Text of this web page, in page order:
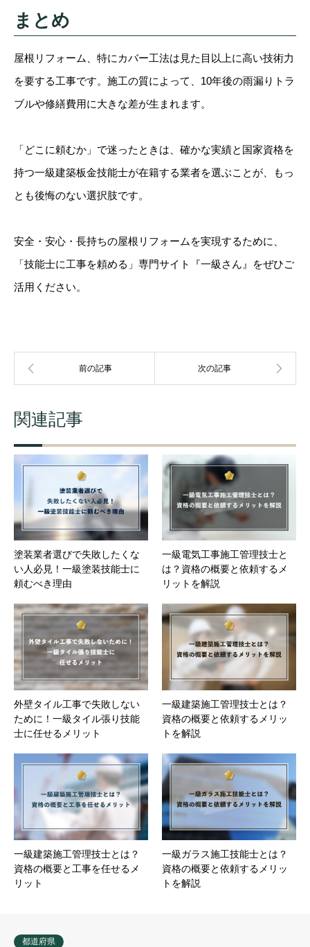
まとめ
屋根リフォーム、特にカバー工法は見た目以上に高い技術力
を要する工事です。施工の質によって、10年後の雨漏りトラ
ブルや修繕費用に大きな差が生まれます。
「どこに頼むか」で迷ったときは、確かな実績と国家資格を
持つ一級建築板金技能士が在籍する業者を選ぶことが、もっ
とも後悔のない選択肢です。
安全・安心・長持ちの屋根リフォームを実現するために、
「技能士に工事を頼める」専門サイト『一級さん』をぜひご
活用ください。
関連記事
塗装業者選びで失敗したくな
い人必見！一級塗装技能士に
頼むべき理由
一級電気工事施工管理技士と
は？資格の概要と依頼するメ
リットを解説
外壁タイル工事で失敗しない
ために！一級タイル張り技能
士に任せるメリット
一級建築施工管理技士とは？
資格の概要と依頼するメリッ
トを解説
一級建築施工管理技士とは？
資格の概要と工事を任せるメ
リット
一級ガラス施工技能士とは？
資格の概要と依頼するメリッ
トを解説
都道府県